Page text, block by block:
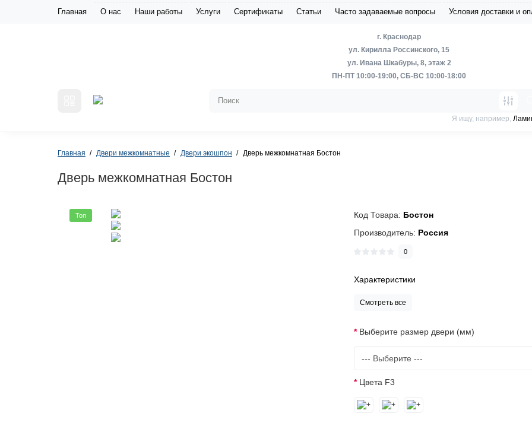
Главная О нас Наши работы Услуги Сертификаты Статьи Часто задаваемые вопросы Условия доставки и
г. Краснодар
ул. Кирилла Россинского, 15
ул. Ивана Шкабуры, 8, этаж 2
ПН-ПТ 10:00-19:00, СБ-ВС 10:00-18:00
Я ищу, например,
Главная Двери межкомнатные Двери экошпон Дверь межкомнатная Бостон
Дверь межкомнатная Бостон
Топ Код Товара: Бостон
Производитель: Россия
0
Характеристики
Смотреть все
Выберите размер двери (мм)
Цвета F3